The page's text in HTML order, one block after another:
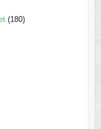
(180)